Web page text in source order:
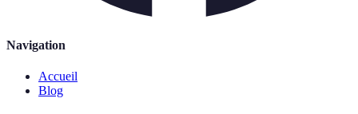
Navigation
Accueil
Blog